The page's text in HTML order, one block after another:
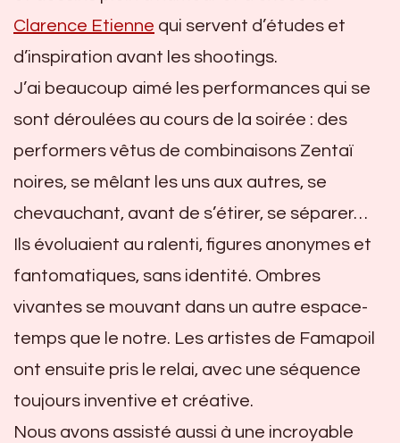
Clarence Etienne qui servent d’études et
d’inspiration avant les shootings.
J’ai beaucoup aimé les performances qui se
sont déroulées au cours de la soirée : des
performers vêtus de combinaisons Zentaï
noires, se mêlant les uns aux autres, se
chevauchant, avant de s’étirer, se séparer…
Ils évoluaient au ralenti, figures anonymes et
fantomatiques, sans identité. Ombres
vivantes se mouvant dans un autre espace-
temps que le notre. Les artistes de Famapoil
ont ensuite pris le relai, avec une séquence
toujours inventive et créative.
Nous avons assisté aussi à une incroyable